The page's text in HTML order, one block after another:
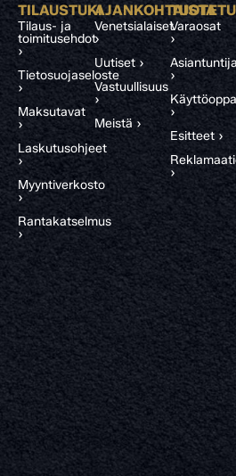
TILAUSTUKI
Tilaus- ja
toimitusehdot
›
Tietosuojaseloste
›
Maksutavat
›
Laskutusohjeet
›
Myyntiverkosto
›
Rantakatselmus
›
AJANKOHTAISTA
Venetsialaiset
›
Uutiset ›
Vastuullisuus
›
Meistä ›
Varaosat
›
›
›
Esitteet ›
›